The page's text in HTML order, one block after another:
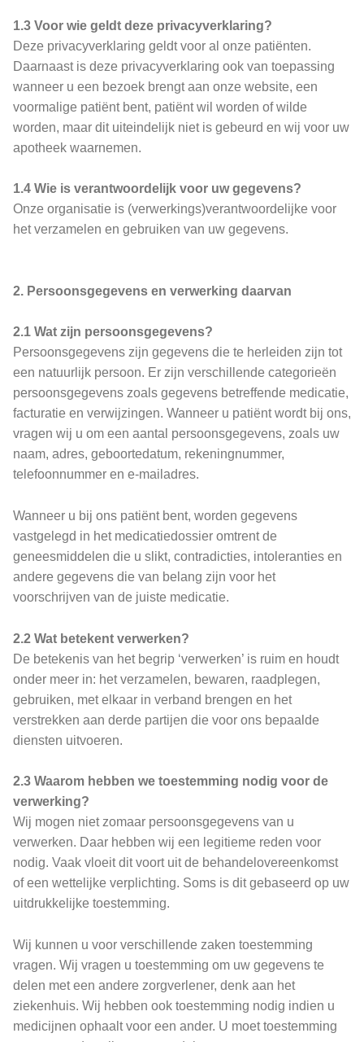
1.3 Voor wie geldt deze privacyverklaring?
Deze privacyverklaring geldt voor al onze patiënten.
Daarnaast is deze privacyverklaring ook van toepassing
wanneer u een bezoek brengt aan onze website, een
voormalige patiënt bent, patiënt wil worden of wilde
worden, maar dit uiteindelijk niet is gebeurd en wij voor uw
apotheek waarnemen.
1.4 Wie is verantwoordelijk voor uw gegevens?
Onze organisatie is (verwerkings)verantwoordelijke voor
het verzamelen en gebruiken van uw gegevens.
2. Persoonsgegevens en verwerking daarvan
2.1 Wat zijn persoonsgegevens?
Persoonsgegevens zijn gegevens die te herleiden zijn tot
een natuurlijk persoon. Er zijn verschillende categorieën
persoonsgegevens zoals gegevens betreffende medicatie,
facturatie en verwijzingen. Wanneer u patiënt wordt bij ons,
vragen wij u om een aantal persoonsgegevens, zoals uw
naam, adres, geboortedatum, rekeningnummer,
telefoonnummer en e‐mailadres.
Wanneer u bij ons patiënt bent, worden gegevens
vastgelegd in het medicatiedossier omtrent de
geneesmiddelen die u slikt, contradicties, intoleranties en
andere gegevens die van belang zijn voor het
voorschrijven van de juiste medicatie.
2.2 Wat betekent verwerken?
De betekenis van het begrip ‘verwerken’ is ruim en houdt
onder meer in: het verzamelen, bewaren, raadplegen,
gebruiken, met elkaar in verband brengen en het
verstrekken aan derde partijen die voor ons bepaalde
diensten uitvoeren.
2.3 Waarom hebben we toestemming nodig voor de
verwerking?
Wij mogen niet zomaar persoonsgegevens van u
verwerken. Daar hebben wij een legitieme reden voor
nodig. Vaak vloeit dit voort uit de behandelovereenkomst
of een wettelijke verplichting. Soms is dit gebaseerd op uw
uitdrukkelijke toestemming.
Wij kunnen u voor verschillende zaken toestemming
vragen. Wij vragen u toestemming om uw gegevens te
delen met een andere zorgverlener, denk aan het
ziekenhuis. Wij hebben ook toestemming nodig indien u
medicijnen ophaalt voor een ander. U moet toestemming